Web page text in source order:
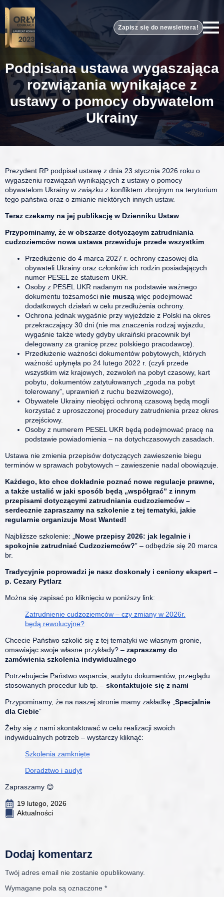
Zapisz się do newslettera!
Podpisana ustawa wygaszająca
rozwiązania wynikające z
ustawy o pomocy obywatelom
Ukrainy
Prezydent RP podpisał ustawę z dnia 23 stycznia 2026 roku o
wygaszeniu rozwiązań wynikających z ustawy o pomocy
obywatelom Ukrainy w związku z konfliktem zbrojnym na terytorium
tego państwa oraz o zmianie niektórych innych ustaw.
Teraz czekamy na jej publikację w Dzienniku Ustaw
Przypominamy, że w obszarze dotyczącym zatrudniania
cudzoziemców nowa ustawa przewiduje przede wszystkim:
Przedłużenie do 4 marca 2027 r. ochrony czasowej dla
obywateli Ukrainy oraz członków ich rodzin posiadających
numer PESEL ze statusem UKR.
Osoby z PESEL UKR nadanym na podstawie ważnego
dokumentu tożsamości nie muszą więc podejmować
dodatkowych działań w celu przedłużenia ochrony.
Ochrona jednak wygaśnie przy wyjeździe z Polski na okres
przekraczający 30 dni (nie ma znaczenia rodzaj wyjazdu,
wygaśnie także wtedy gdyby ukraiński pracownik był
delegowany za granicę przez polskiego pracodawcę).
Przedłużenie ważności dokumentów pobytowych, których
ważność upłynęła po 24 lutego 2022 r. (czyli przede
wszystkim wiz krajowych, zezwoleń na pobyt czasowy, kart
pobytu, dokumentów zatytułowanych „zgoda na pobyt
tolerowany”, uprawnień z ruchu bezwizowego),
Obywatele Ukrainy nieobjęci ochroną czasową będą mogli
korzystać z uproszczonej procedury zatrudnienia przez okres
przejściowy.
Osoby z numerem PESEL UKR będą podejmować pracę na
podstawie powiadomienia – na dotychczasowych zasadach.
Ustawa nie zmienia przepisów dotyczących zawieszenie biegu
terminów w sprawach pobytowych – zawieszenie nadal obowiązuje.
Każdego, kto chce dokładnie poznać nowe regulacje prawne,
a także ustalić w jaki sposób będą „współgrać” z innym
przepisami dotyczącymi zatrudniania cudzoziemców –
serdecznie zapraszamy na szkolenie z tej tematyki, jakie
regularnie organizuje Most Wanted!
Najbliższe szkolenie: „ Nowe przepisy 2026: jak legalnie i
spokojnie zatrudniać Cudzoziemców?” – odbędzie się 20 marca
br.
Tradycyjnie poprowadzi je nasz doskonały i ceniony ekspert –
p. Cezary Pytlarz
Można się zapisać po kliknięciu w poniższy link:
Zatrudnienie cudzoziemców – czy zmiany w 2026r.
będą rewolucyjne?
Chcecie Państwo szkolić się z tej tematyki we własnym gronie,
omawiając swoje własne przykłady? – zapraszamy do
zamówienia szkolenia indywidualnego
Potrzebujecie Państwo wsparcia, audytu dokumentów, przeglądu
stosowanych procedur lub tp. – skontaktujcie się z nami
Przypominamy, że na naszej stronie mamy zakładkę „ Specjalnie
dla Ciebie”
Żeby się z nami skontaktować w celu realizacji swoich
indywidualnych potrzeb – wystarczy kliknąć:
Szkolenia zamknięte
Doradztwo i audyt
Zapraszamy 😊
19 lutego, 2026
Aktualności
Dodaj komentarz
Twój adres email nie zostanie opublikowany.
Wymagane pola są oznaczone *